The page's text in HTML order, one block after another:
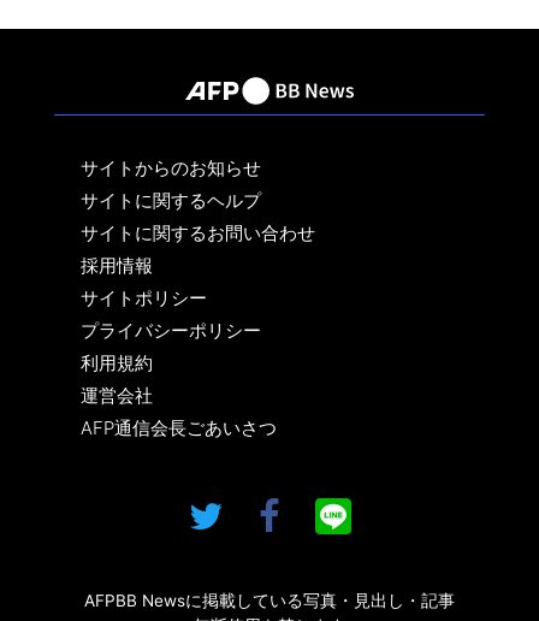
サイトからのお知らせ
サイトに関するヘルプ
サイトに関するお問い合わせ
採用情報
サイトポリシー
プライバシーポリシー
利用規約
運営会社
AFP通信会長ごあいさつ
AFPBB Newsに掲載している写真・見出し・記事